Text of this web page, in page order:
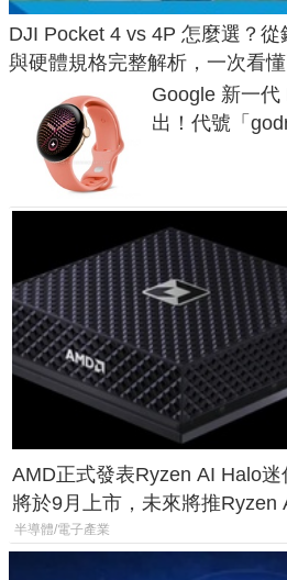
DJI Pocket 4 vs 4P 怎麼選？
與硬體規格完整解析，一次看
Google 新一
出！代號「
AMD正式發表Ryzen AI Halo迷
將於9月上市，未來將推Ryzen
Max系列處理器與對應升級版
半導體/電子產業